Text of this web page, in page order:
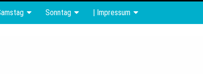
Sonntag | Impressum